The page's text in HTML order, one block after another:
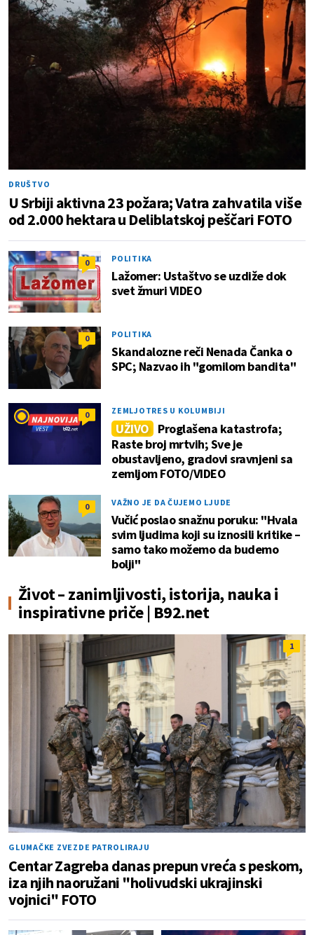
DRUŠTVO
U Srbiji aktivna 23 požara; Vatra zahvatila više
od 2.000 hektara u Deliblatskoj peščari FOTO
0 POLITIKA
Lažomer: Ustaštvo se uzdiže dok
svet žmuri VIDEO
0 POLITIKA
Skandalozne reči Nenada Čanka o
SPC; Nazvao ih "gomilom bandita"
0 ZEMLJOTRES U KOLUMBIJI
UŽIVO Proglašena katastrofa;
Raste broj mrtvih; Sve je
obustavljeno, gradovi sravnjeni sa
zemljom FOTO/VIDEO
0 VAŽNO JE DA ČUJEMO LJUDE
Vučić poslao snažnu poruku: "Hvala
svim ljudima koji su iznosili kritike –
samo tako možemo da budemo
bolji"
Život – zanimljivosti, istorija, nauka i
inspirativne priče | B92.net
1
GLUMAČKE ZVEZDE PATROLIRAJU
Centar Zagreba danas prepun vreća s peskom,
iza njih naoružani "holivudski ukrajinski
vojnici" FOTO